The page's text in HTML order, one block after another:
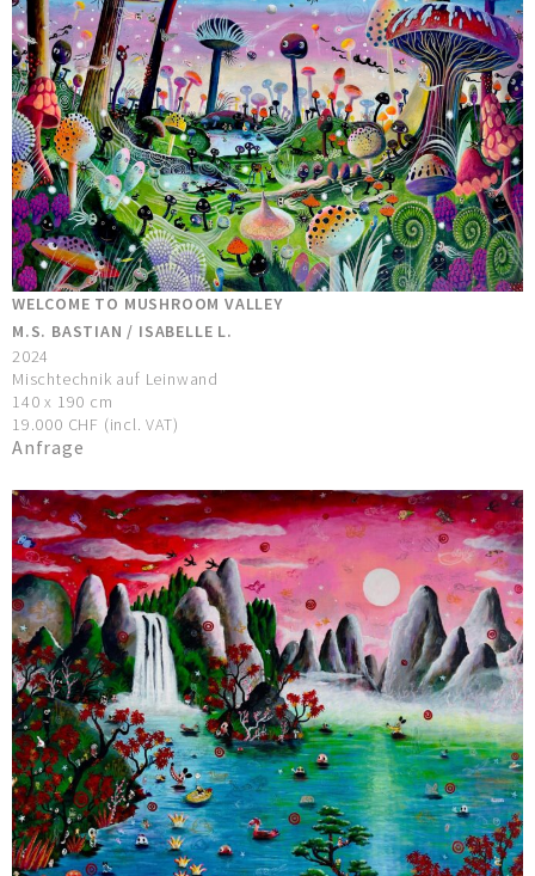
WELCOME TO MUSHROOM VALLEY
M.S. BASTIAN / ISABELLE L.
2024
Mischtechnik auf Leinwand
140 x 190 cm
19.000 CHF (incl. VAT)
Anfrage